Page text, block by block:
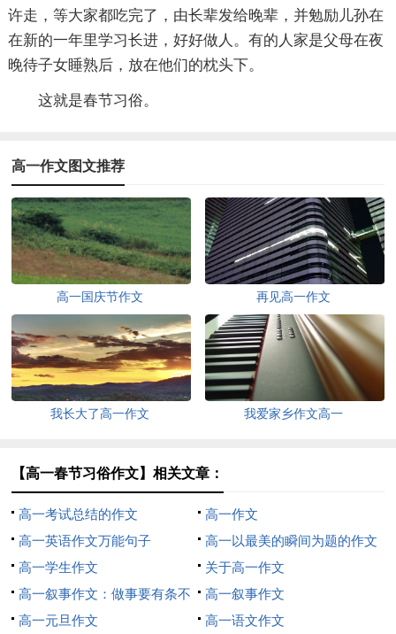
许走，等大家都吃完了，由长辈发给晚辈，并勉励儿孙在
在新的一年里学习长进，好好做人。有的人家是父母在夜
晚待子女睡熟后，放在他们的枕头下。
这就是春节习俗。
高一作文图文推荐
高一国庆节作文 再见高一作文
我长大了高一作文 我爱家乡作文高一
【高一春节习俗作文】相关文章：
高一考试总结的作文
高一作文
高一英语作文万能句子
高一以最美的瞬间为题的作文
高一学生作文
关于高一作文
高一叙事作文：做事要有条不
紊
高一叙事作文
高一元旦作文
高一语文作文